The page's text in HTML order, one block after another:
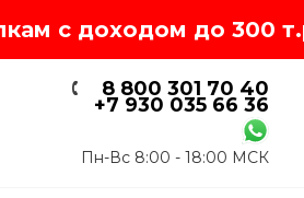
с доходом до 300
8 800 301 70 40
+7 930 035 66 36
Пн-Вс 8:00 - 18:00 МСК